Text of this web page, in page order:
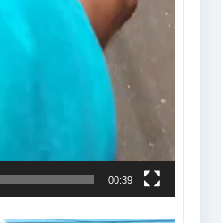
00:39